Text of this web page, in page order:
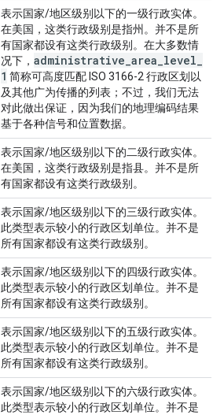
表示国家/地区级别以下的一级行政实体。
在美国，这类行政级别是指州。并不是所
有国家都设有这类行政级别。在大多数情
况下， administrative area level
1 简称可高度匹配 ISO 3166-2 行政区划以
及其他广为传播的列表；不过，我们无法
对此做出保证，因为我们的地理编码结果
基于各种信号和位置数据。
表示国家/地区级别以下的二级行政实体。
在美国，这类行政级别是指县。并不是所
有国家都设有这类行政级别。
表示国家/地区级别以下的三级行政实体。
此类型表示较小的行政区划单位。并不是
所有国家都设有这类行政级别。
表示国家/地区级别以下的四级行政实体。
此类型表示较小的行政区划单位。并不是
所有国家都设有这类行政级别。
表示国家/地区级别以下的五级行政实体。
此类型表示较小的行政区划单位。并不是
所有国家都设有这类行政级别。
表示国家/地区级别以下的六级行政实体。
此类型表示较小的行政区划单位。并不是